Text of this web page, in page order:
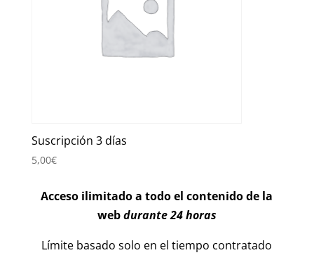
Suscripción 3 días
5,00€
Acceso ilimitado a todo el contenido de la
webdurante 24 horas
Límite basado solo en el tiempo contratado